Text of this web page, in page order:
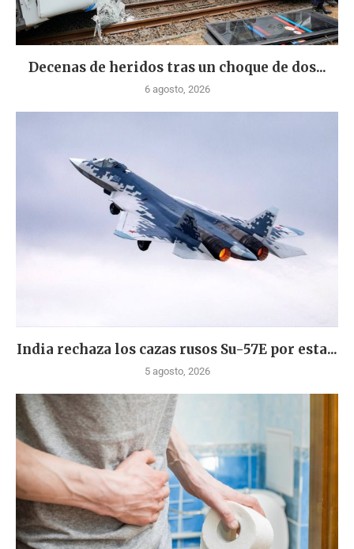
Decenas de heridos tras un choque de dos...
6 agosto, 2026
India rechaza los cazas rusos Su-57E por esta...
5 agosto, 2026